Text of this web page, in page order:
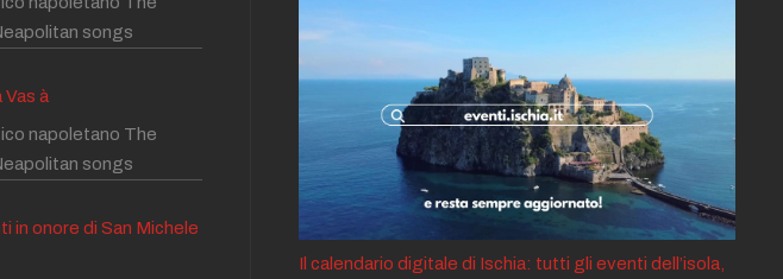
songs
Vas à
napoletano The
songs
in onore di San Michele
Il calendario digitale di Ischia: tutti gli eventi dell’isola,